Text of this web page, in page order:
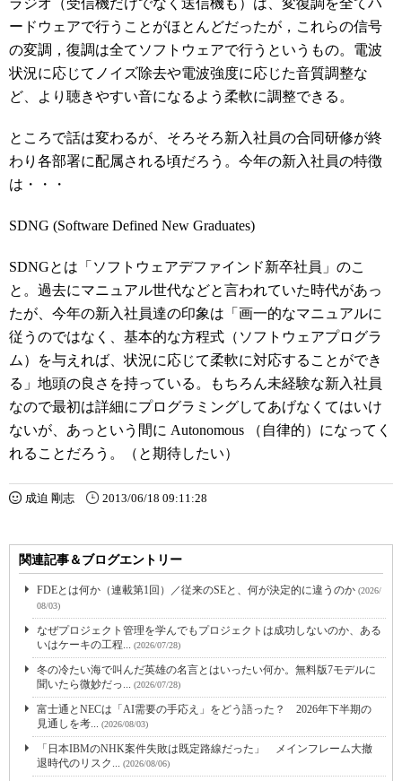
ラジオ（受信機だけでなく送信機も）は、変復調を全てハ
ードウェアで行うことがほとんどだったが，これらの信号
の変調，復調は全てソフトウェアで行うというもの。電波
状況に応じてノイズ除去や電波強度に応じた音質調整な
ど、より聴きやすい音になるよう柔軟に調整できる。
ところで話は変わるが、そろそろ新入社員の合同研修が終
わり各部署に配属される頃だろう。今年の新入社員の特徴
は・・・
SDNG (Software Defined New Graduates)
SDNGとは「ソフトウェアデファインド新卒社員」のこ
と。過去にマニュアル世代などと言われていた時代があっ
たが、今年の新入社員達の印象は「画一的なマニュアルに
従うのではなく、基本的な方程式（ソフトウェアプログラ
ム）を与えれば、状況に応じて柔軟に対応することができ
る」地頭の良さを持っている。もちろん未経験な新入社員
なので最初は詳細にプログラミングしてあげなくてはいけ
ないが、あっという間に Autonomous （自律的）になってく
れることだろう。（と期待したい）
成迫 剛志 2013/06/18 09:11:28
関連記事＆ブログエントリー
FDEとは何か（連載第1回）／従来のSEと、何が決定的に違うのか (2026/
08/03)
なぜプロジェクト管理を学んでもプロジェクトは成功しないのか、ある
いはケーキの工程... (2026/07/28)
冬の冷たい海で叫んだ英雄の名言とはいったい何か。無料版7モデルに
聞いたら微妙だっ... (2026/07/28)
富士通とNECは「AI需要の手応え」をどう語った？ 2026年下半期の
見通しを考... (2026/08/03)
「日本IBMのNHK案件失敗は既定路線だった」 メインフレーム大撤
退時代のリスク... (2026/08/06)